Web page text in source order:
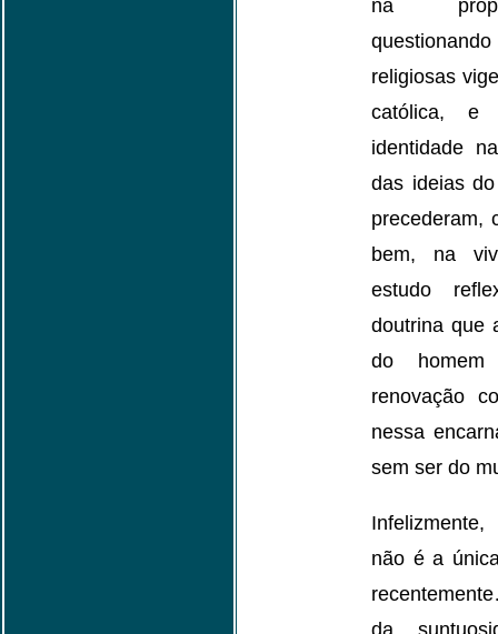
na
religiosas
católica, e
identidade
das ideias
precederam,
bem, na
estudo
doutrina que
do
renovação
nessa
sem ser do
não é a
da